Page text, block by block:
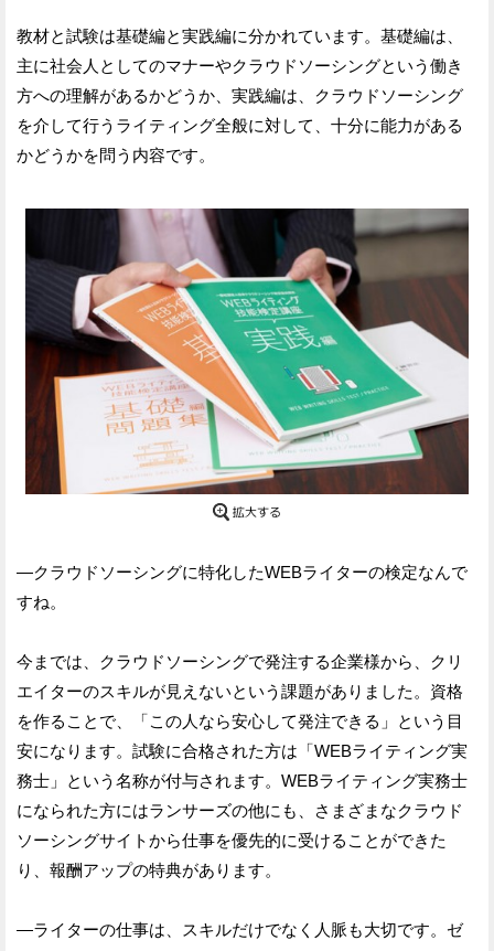
教材と試験は基礎編と実践編に分かれています。基礎編は、
主に社会人としてのマナーやクラウドソーシングという働き
方への理解があるかどうか、実践編は、クラウドソーシング
を介して行うライティング全般に対して、十分に能力がある
かどうかを問う内容です。
—クラウドソーシングに特化したWEBライターの検定なんで
すね。
今までは、クラウドソーシングで発注する企業様から、クリ
エイターのスキルが見えないという課題がありました。資格
を作ることで、「この人なら安心して発注できる」という目
安になります。試験に合格された方は「WEBライティング実
務士」という名称が付与されます。WEBライティング実務士
になられた方にはランサーズの他にも、さまざまなクラウド
ソーシングサイトから仕事を優先的に受けることができた
り、報酬アップの特典があります。
—ライターの仕事は、スキルだけでなく人脈も大切です。ゼ